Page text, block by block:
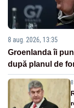
8 aug. 2026, 13:35
Groenlanda îi
după planul de